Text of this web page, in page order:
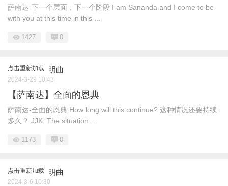
萨南达-下一个层面，下一个阶段 I am Sananda and I come to be
with you at this time in this ...
1427 0
点击重新加载 明曲
2024-3-29 10:43
【萨南达】全面的恩典
萨南达-全面的恩典 How long will this continue? 这种情况还要持续
多久？ JJK: The situation ...
1173 0
点击重新加载 明曲
2024-3-6 10:30